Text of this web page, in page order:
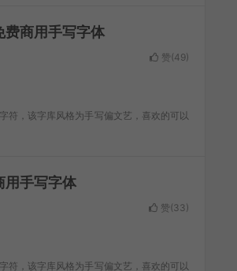
费商用手写字体
赞(49)
符，该字库风格为手写偏文艺，喜欢的可以
用手写字体
赞(33)
符，该字库风格为手写偏文艺，喜欢的可以